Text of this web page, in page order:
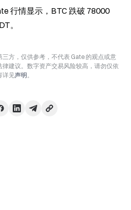
行情显示，BTC 跌破 78000
。
方，仅供参考，不代表 Gate 的观点或意
建议。数字资产交易风险较高，请勿仅依
详见声明。